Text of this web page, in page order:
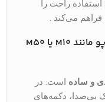
راحت را
می‌کند .
تفاوت این مدل با مدل‌های دیگر رپو مانند M10 یا M50
و ساده است. در
بی‌صدا، دکمه‌های